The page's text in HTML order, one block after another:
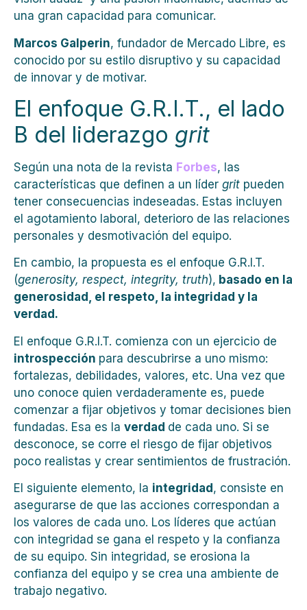
una gran capacidad para comunicar.
Marcos Galperin, fundador de Mercado Libre, es
conocido por su estilo disruptivo y su capacidad
de innovar y de motivar.
El enfoque G.R.I.T., el lado
B del liderazgo grit
Según una nota de la revista Forbes, las
características que definen a un líder grit pueden
tener consecuencias indeseadas. Estas incluyen
el agotamiento laboral, deterioro de las relaciones
personales y desmotivación del equipo.
En cambio, la propuesta es el enfoque G.R.I.T.
(generosity, respect, integrity, truth), basado en la
generosidad, el respeto, la integridad y la
verdad.
El enfoque G.R.I.T. comienza con un ejercicio de
introspección para descubrirse a uno mismo:
fortalezas, debilidades, valores, etc. Una vez que
uno conoce quien verdaderamente es, puede
comenzar a fijar objetivos y tomar decisiones bien
fundadas. Esa es la verdad de cada uno. Si se
desconoce, se corre el riesgo de fijar objetivos
poco realistas y crear sentimientos de frustración.
El siguiente elemento, la integridad , consiste en
asegurarse de que las acciones correspondan a
los valores de cada uno. Los líderes que actúan
con integridad se gana el respeto y la confianza
de su equipo. Sin integridad, se erosiona la
confianza del equipo y se crea una ambiente de
trabajo negativo.